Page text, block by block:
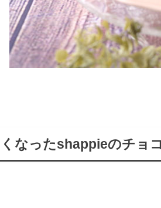
なったshappieのチョ